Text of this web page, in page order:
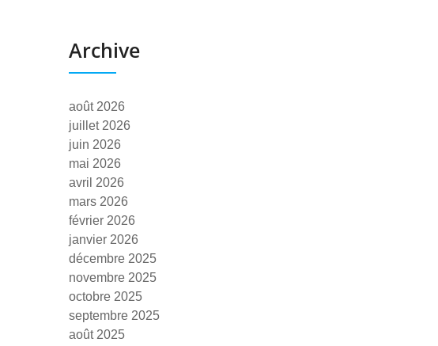
Archive
août 2026
juillet 2026
juin 2026
mai 2026
avril 2026
mars 2026
février 2026
janvier 2026
décembre 2025
novembre 2025
octobre 2025
septembre 2025
août 2025